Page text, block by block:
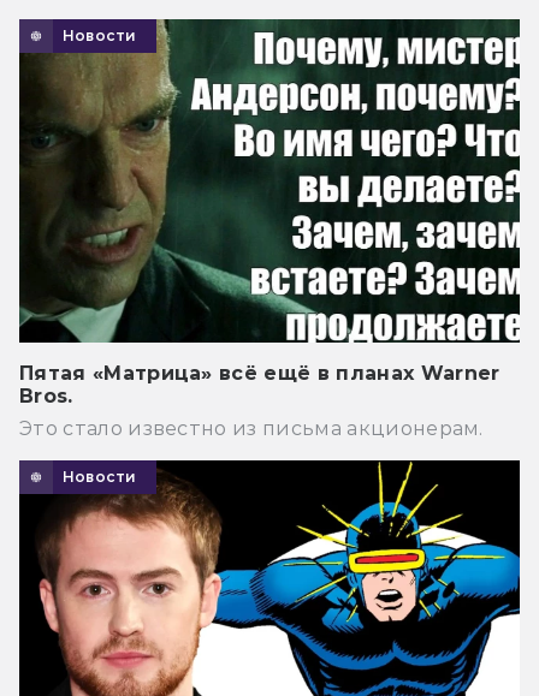
Новости
Пятая «Матрица» всё ещё в планах Warner
Bros.
Это стало известно из письма акционерам.
Новости